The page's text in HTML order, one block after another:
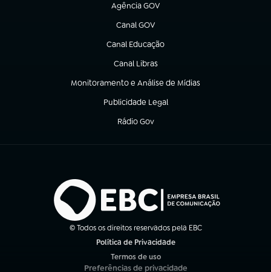
Agência GOV
(abre em nova aba)
Canal GOV
(abre em nova aba)
Canal Educação
(abre em nova aba)
Canal Libras
(abre em nova aba)
Monitoramento e Análise de Mídias
(abre em nova aba)
Publicidade Legal
(abre em nova aba)
Rádio Gov
(abre em nova aba)
© Todos os direitos reservados pela EBC
Política de Privacidade
Termos de uso
(abre em nova aba)
Preferências de privacidade